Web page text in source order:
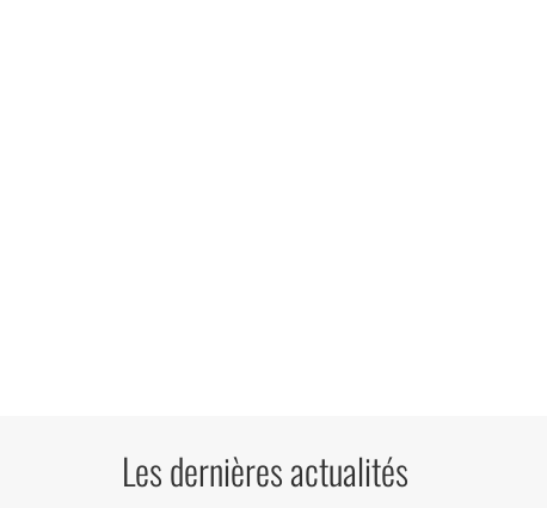
Les dernières actualités